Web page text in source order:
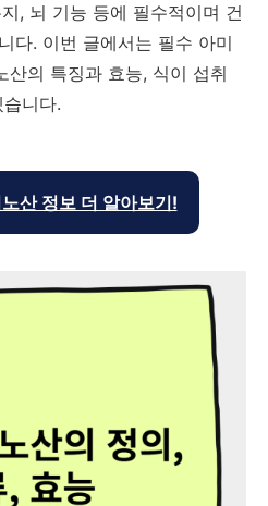
, 뇌 기능 등에 필수적이며 건
다. 이번 글에서는 필수 아미
산의 특징과 효능, 식이 섭취
니다.
산 정보 더 알아보기!